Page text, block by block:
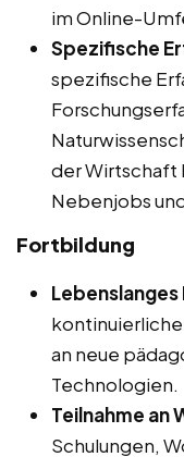
im Online-
Spezifische
spezifische
der Wirtschaft
Nebenjobs
Fortbildung
Lebenslanges
an neue
Technologien.
Teilnahme an
Schulungen,